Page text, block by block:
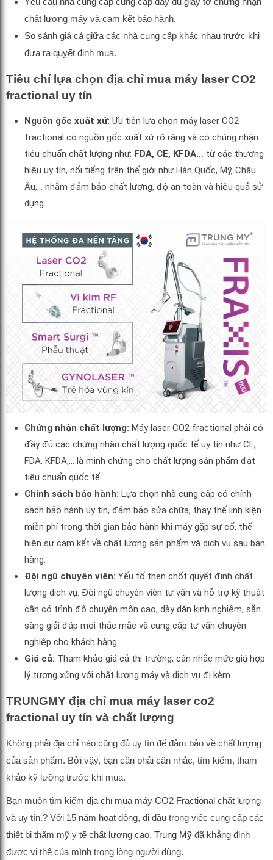
chất lượng máy và cam kết bảo hành.
So sánh giá cả giữa các nhà cung cấp khác nhau trước khi
đưa ra quyết định mua.
Tiêu chí lựa chọn địa chỉ mua máy laser CO2
fractional uy tín
Nguồn gốc xuất xứ: Ưu tiên lựa chọn máy laser CO2
fractional có nguồn gốc xuất xứ rõ ràng và có chúng nhận
tiêu chuẩn chất lượng như: FDA, CE, KFDA… từ các thương
hiệu uy tín, nổi tiếng trên thế giới như Hàn Quốc, Mỹ, Châu
Âu,… nhằm đảm bảo chất lượng, độ an toàn và hiệu quả sử
dụng.
Chứng nhận chất lượng: Máy laser CO2 fractional phải có
đầy đủ các chứng nhận chất lượng quốc tế uy tín như CE,
FDA, KFDA,… là minh chứng cho chất lượng sản phẩm đạt
tiêu chuẩn quốc tế.
Chính sách bảo hành: Lựa chọn nhà cung cấp có chính
sách bảo hành uy tín, đảm bảo sửa chữa, thay thế linh kiện
miễn phí trong thời gian bảo hành khi máy gặp sự cố, thể
hiện sự cam kết về chất lượng sản phẩm và dịch vụ sau bán
hàng.
Đội ngũ chuyên viên: Yếu tố then chốt quyết định chất
lượng dịch vụ. Đội ngũ chuyên viên tư vấn và hỗ trợ kỹ thuật
cần có trình độ chuyên môn cao, dày dặn kinh nghiệm, sẵn
sàng giải đáp mọi thắc mắc và cung cấp tư vấn chuyên
nghiệp cho khách hàng.
Giá cả: Tham khảo giá cả thị trường, cân nhắc mức giá hợp
lý tương xứng với chất lượng máy và dịch vụ đi kèm.
TRUNGMY địa chỉ mua máy laser co2
fractional uy tín và chất lượng
Không phải địa chỉ nào cũng đủ uy tín để đảm bảo về chất lượng
của sản phẩm. Bởi vậy, bạn cần phải cân nhắc, tìm kiếm, tham
khảo kỹ lưỡng trước khi mua.
Bạn muốn tìm kiếm địa chỉ mua máy CO2 Fractional chất lượng
và uy tín.? Với 15 năm hoạt động, đi đầu trong việc cung cấp các
thiết bị thẩm mỹ y tế chất lượng cao, Trung Mỹ đã khẳng định
được vị thế của mình trong lòng người dùng.